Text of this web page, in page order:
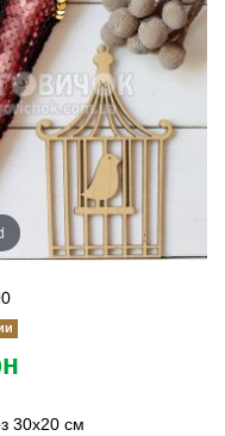
30х20 см